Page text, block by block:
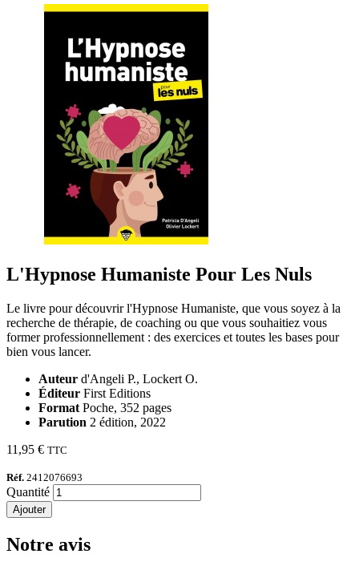
L'Hypnose Humaniste Pour Les Nuls
Le livre pour découvrir l'Hypnose Humaniste, que vous soyez à la
recherche de thérapie, de coaching ou que vous souhaitiez vous
former professionnellement : des exercices et toutes les bases pour
bien vous lancer.
Auteur d'Angeli P., Lockert O.
Éditeur First Editions
Format Poche, 352 pages
Parution 2 édition, 2022
11,95 € TTC
Réf. 2412076693
Quantité
Ajouter
Notre avis